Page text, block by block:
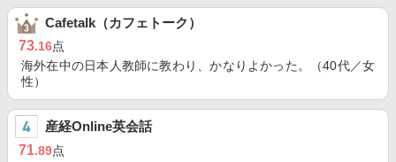
Cafetalk（カフェトーク）
73.16点
海外在中の日本人教師に教わり、かなりよかった。（40代／女
性）
産経Online英会話
71.89点